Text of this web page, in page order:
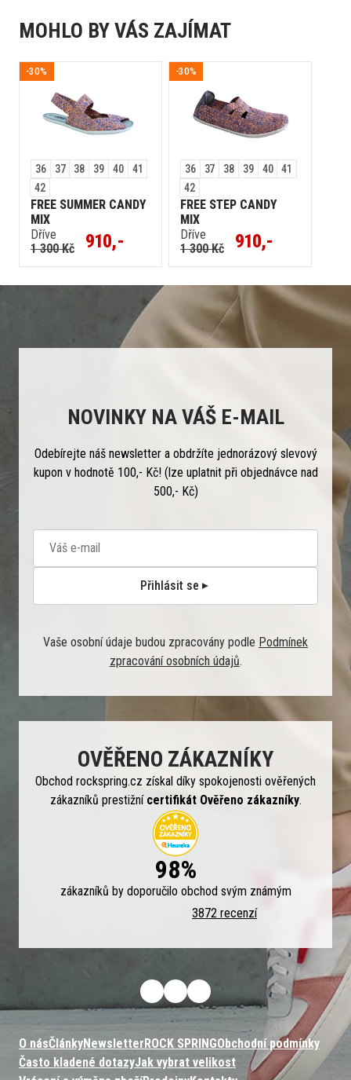
MOHLO BY VÁS ZAJÍMAT
-30%
36 37 38 39 40
41
42
FREE SUMMER CANDY
MIX
Dříve
1 300 Kč
910,-
-30%
36 37 38 39 40
41
42
FREE STEP CANDY
MIX
Dříve
1 300 Kč
910,-
NOVINKY NA VÁŠ E-MAIL
Odebírejte náš newsletter a obdržíte jednorázový slevový
kupon v hodnotě 100,- Kč! (lze uplatnit při objednávce nad
500,- Kč)
Přihlásit se
Vaše osobní údaje budou zpracovány podle Podmínek
zpracování osobních údajů.
OVĚŘENO ZÁKAZNÍKY
Obchod rockspring.cz získal díky spokojenosti ověřených
zákazníků prestižní certifikát Ověřeno zákazníky.
98%
zákazníků by doporučilo obchod svým známým
3872 recenzí
O násČlánkyNewsletterROCK SPRINGObchodní podmínky
Často kladené dotazyJak vybrat velikost